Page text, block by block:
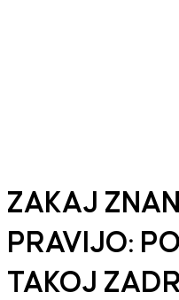
ZAKAJ
PRAVIJO:
TAKOJ